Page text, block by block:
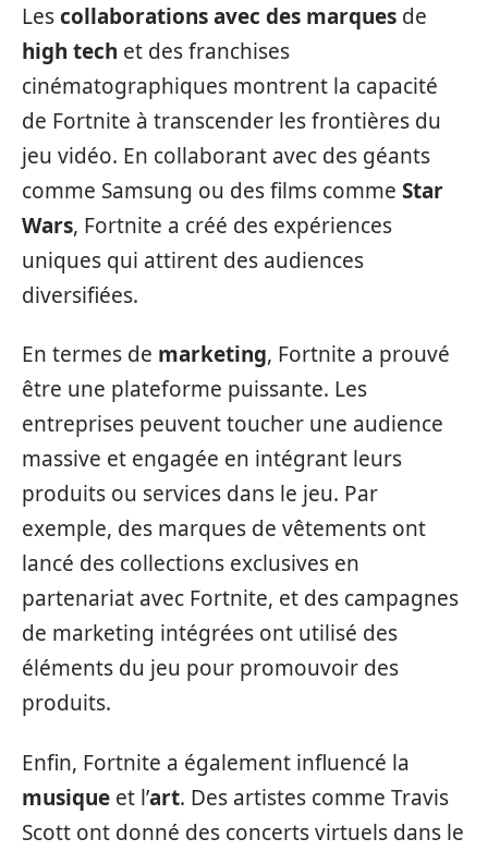
Lescollaborations avec des marques de
high tech et des franchises
cinématographiques montrent la capacité
de Fortnite à transcender les frontières du
jeu vidéo. En collaborant avec des géants
comme Samsung ou des films comme Star
Wars, Fortnite a créé des expériences
uniques qui attirent des audiences
diversifiées.
En termes de marketing, Fortnite a prouvé
être une plateforme puissante. Les
entreprises peuvent toucher une audience
massive et engagée en intégrant leurs
produits ou services dans le jeu. Par
exemple, des marques de vêtements ont
lancé des collections exclusives en
partenariat avec Fortnite, et des campagnes
de marketing intégrées ont utilisé des
éléments du jeu pour promouvoir des
produits.
Enfin, Fortnite a également influencé la
musique et l’art. Des artistes comme Travis
Scott ont donné des concerts virtuels dans le